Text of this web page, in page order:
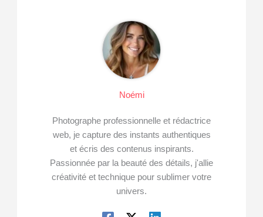
Noémi
Photographe professionnelle et rédactrice
web, je capture des instants authentiques
et écris des contenus inspirants.
Passionnée par la beauté des détails, j'allie
créativité et technique pour sublimer votre
univers.